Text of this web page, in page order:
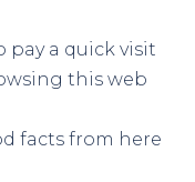
pay a quick visit
this web
facts from here